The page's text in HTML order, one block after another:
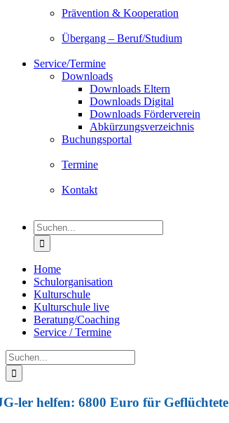
Prävention & Kooperation
Übergang – Beruf/Studium
Service/Termine
Downloads
Downloads Eltern
Downloads Digital
Downloads Förderverein
Abkürzungsverzeichnis
Buchungsportal
Termine
Kontakt
Suche
nach:
Home
Schulorganisation
Kulturschule
Kulturschule live
Beratung/Coaching
Service / Termine
Suche
nach:
ler helfen: 6800 Euro für Geflüchtete